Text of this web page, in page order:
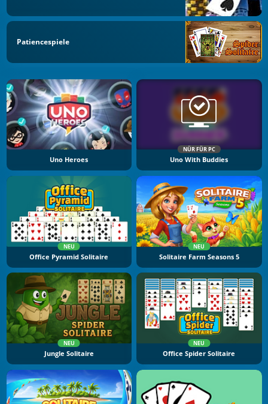
Patiencespiele
Uno Heroes
NÜR FÜR PC
Uno With Buddies
NEU
Office Pyramid Solitaire
NEU
Solitaire Farm Seasons 5
NEU
Jungle Solitaire
NEU
Office Spider Solitaire